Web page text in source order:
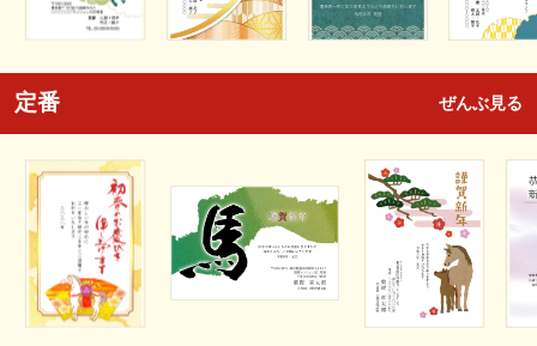
定番 ぜんぶ見る